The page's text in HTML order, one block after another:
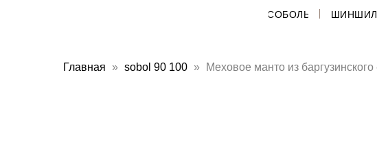
СОБОЛЬ
Главная sobol 90 100 Меховое манто из